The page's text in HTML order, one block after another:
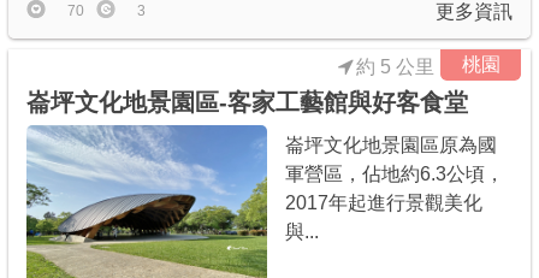
更多資訊
70 3
桃園
崙坪文化地景園區-客家工藝館與好客食堂
約 5 公里
崙坪文化地景園區原為國
軍營區，佔地約6.3公頃，
2017年起進行景觀美化
與...